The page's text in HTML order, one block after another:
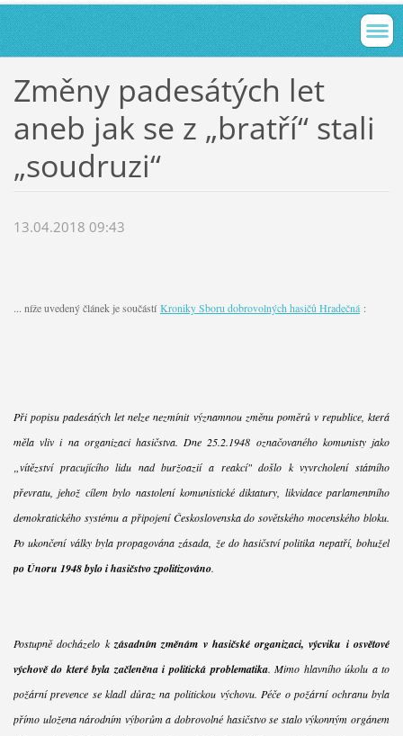
Změny padesátých let
aneb jak se z „bratří“ stali
„soudruzi“
13.04.2018 09:43
... níže uvedený článek je součástíKroniky Sboru dobrovolných hasičů Hradečná:
Při popisu padesátých let nelze nezmínit významnou změnu poměrů v republice, která
měla vliv i na organizaci hasičstva. Dne 25.2.1948 označovaného komunisty jako
„vítězství pracujícího lidu nad buržoazií a reakcí" došlo k vyvrcholení státního
převratu, jehož cílem bylo nastolení komunistické diktatury, likvidace parlamentního
demokratického systému a připojení Československa do sovětského mocenského bloku.
Po ukončení války byla propagována zásada, že do hasičství politika nepatří, bohužel
po Únoru 1948 bylo i hasičstvo zpolitizováno.
Postupně docházelo k zásadním změnám v hasičské organizaci, výcviku i osvětové
výchově do které byla začleněna i politická problematika. Mimo hlavního úkolu a to
požární prevence se kladl důraz na politickou výchovu. Péče o požární ochranu byla
přímo uložena národním výborům a dobrovolné hasičstvo se stalo výkonným orgánem